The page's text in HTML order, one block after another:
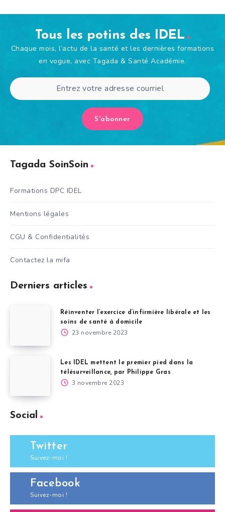
Tous les potins des IDEL
Chaque mois, l’actu de la santé et les dernières formations
en vogue, avec Tagada & Santé Académie.
S'abonner
Tagada SoinSoin
Formations DPC IDEL
Mentions légales
CGU & Confidentialités
Contactez la mifa
Derniers articles
Réinventer l’exercice d’infirmière libérale et les
soins de santé à domicile
23 novembre 2023
Les IDEL mettent le premier pied dans la
télésurveillance, par Philippe Gras
3 novembre 2023
Social
Twitter
Suivez-moi !
Facebook
Suivez-moi !